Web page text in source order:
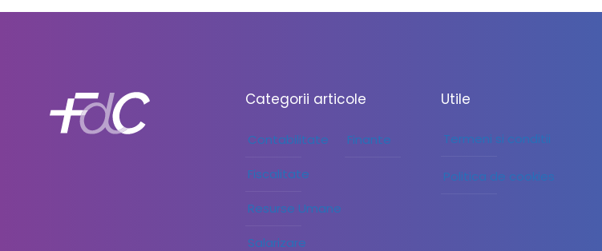
Categorii articole
Contabilitate Finante
Fiscalitate
Resurse Umane
Salarizare
Utile
Termeni si conditii
Politica de cookies